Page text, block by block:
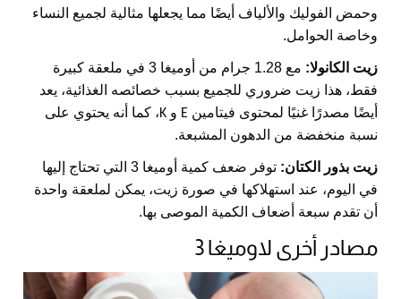
وحمض الفوليك والألياف أيضًا مما يجعلها مثالية لجميع النساء
وخاصة الحوامل.
زيت الكانولا:
مع 1.28 جرام من أوميغا 3 في ملعقة كبيرة
فقط، هذا زيت ضروري للجميع بسبب خصائصه الغذائية، يعد
أيضًا مصدرًا غنيًا لمحتوى فيتامين E و K، كما أنه يحتوي على
نسبة منخفضة من الدهون المشبعة.
زيت بذور الكتان:
توفر ضعف كمية أوميغا 3 التي تحتاج إليها
في اليوم، عند استهلاكها في صورة زيت، يمكن لملعقة واحدة
أن تقدم سبعة أضعاف الكمية الموصى بها.
مصادر أخرى لاوميغا 3